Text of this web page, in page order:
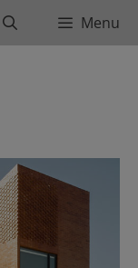
BuscarMenu